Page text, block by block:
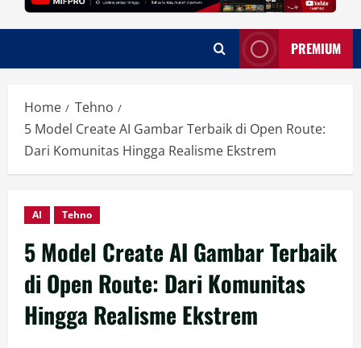
PREMIUM
Home
Tehno
5 Model Create AI Gambar Terbaik di Open Route:
Dari Komunitas Hingga Realisme Ekstrem
AI Tehno
5 Model Create AI Gambar Terbaik
di Open Route: Dari Komunitas
Hingga Realisme Ekstrem